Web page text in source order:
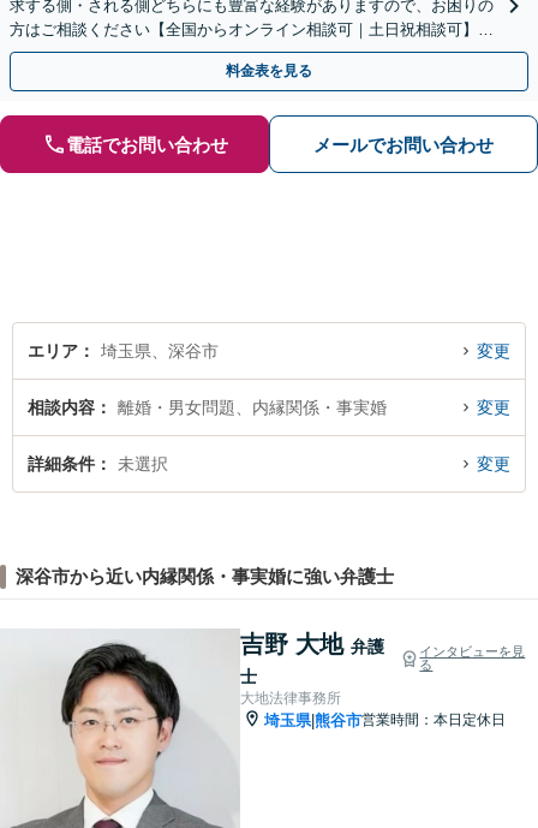
求する側・される側どちらにも豊富な経験がありますので、お困りの
方はご相談ください【全国からオンライン相談可｜土日祝相談可】
【サブスクプランあり／セカンドオピニオン可】
料金表を見る
電話でお問い合わせ メールでお問い合わせ
エリア 埼玉県、深谷市 変更
相談内容 離婚・男女問題、内縁関係・事実婚 変更
詳細条件 未選択 変更
深谷市から近い内縁関係・事実婚に強い弁護士
吉野 大地 弁護
士
インタビューを見
る
大地法律事務所
埼玉県|熊谷市営業時間：本日定休日